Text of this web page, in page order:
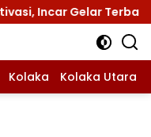
Incar Gelar Terbaik di
Kolaka Kolaka Utara